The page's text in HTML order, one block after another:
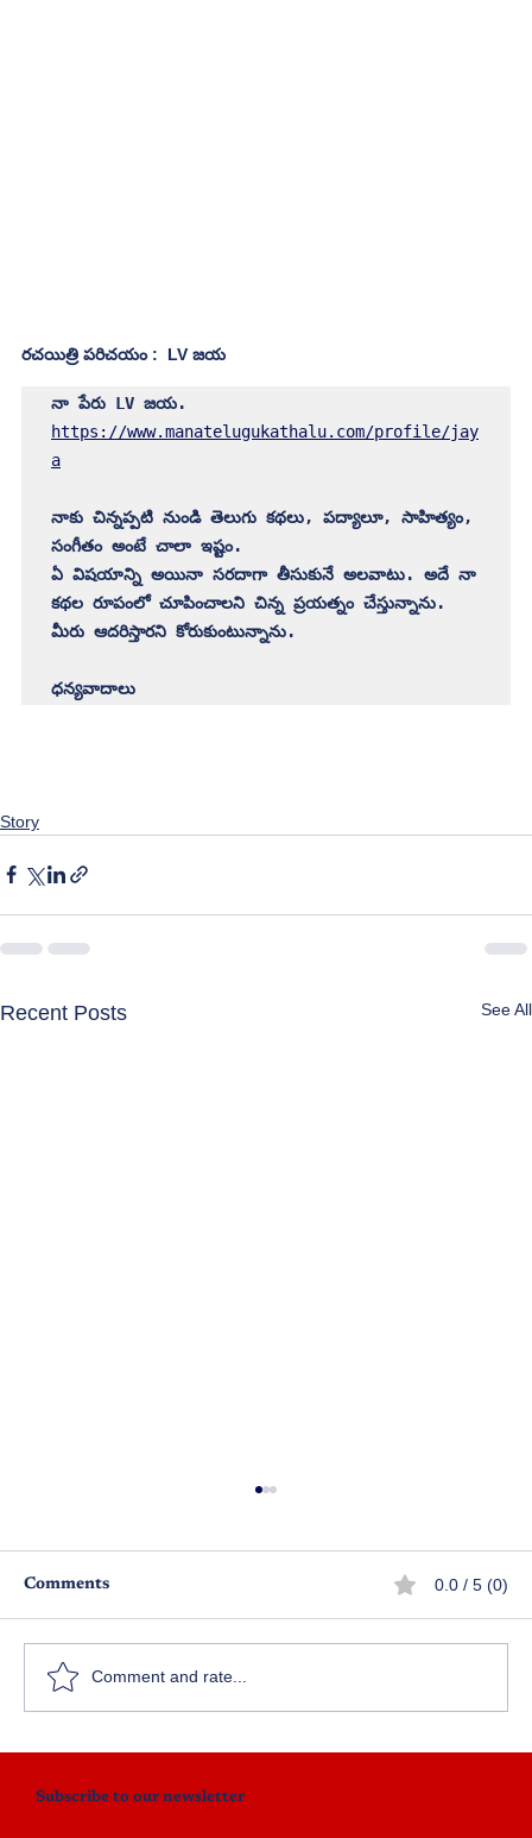
రచయిత్రి పరిచయం :  LV జయ
https://www.manatelugukathalu.com/profile/jay
a
నాకు చిన్నప్పటి నుండి తెలుగు కథలు, పద్యాలూ, సాహిత్యం,
సంగీతం అంటే చాలా ఇష్టం.
ఏ విషయాన్ని అయినా సరదాగా తీసుకునే అలవాటు. అదే నా
కథల రూపంలో చూపించాలని చిన్న ప్రయత్నం చేస్తున్నాను.
మీరు ఆదరిస్తారని కోరుకుంటున్నాను.
ధన్యవాదాలు
Story
Recent Posts See All
దయ్యం@తొమ్మిదోమైలు - పార్ట్ 3
Comments 0.0 / 5 (0)
Comment and rate...
Subscribe to our newsletter